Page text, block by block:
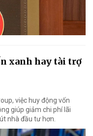
xanh hay tài trợ
việc huy động vốn
giúp giảm chi phí lãi
nhà đầu tư hơn.